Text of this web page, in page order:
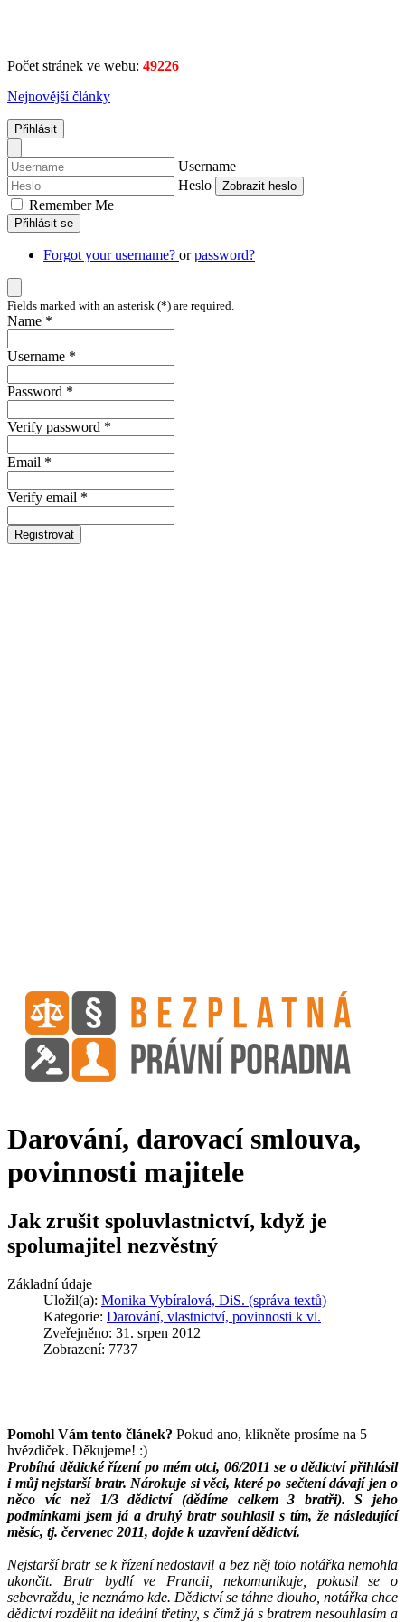
Počet stránek ve webu: 49226
Nejnovější články
Přihlásit
Username
Heslo
Zobrazit heslo
Remember Me
Přihlásit se
Forgot your username? orpassword?
Fields marked with an asterisk (*) are required.
Name *
Username *
Password *
Verify password *
Email *
Verify email *
Registrovat
Darování, darovací smlouva,
povinnosti majitele
Jak zrušit spoluvlastnictví, když je
spolumajitel nezvěstný
Základní údaje
Uložil(a): Monika Vybíralová, DiS. (správa textů)
Kategorie: Darování, vlastnictví, povinnosti k vl.
Zveřejněno: 31. srpen 2012
Zobrazení: 7737
Pomohl Vám tento článek? Pokud ano, klikněte prosíme na 5
hvězdiček. Děkujeme! :)
Probíhá dědické řízení po mém otci, 06/2011 se o dědictví přihlásil
i můj nejstarší bratr. Nárokuje si věci, které po sečtení dávají jen o
něco víc než 1/3 dědictví (dědíme celkem 3 bratři). S jeho
podmínkami jsem já a druhý bratr souhlasil s tím, že následující
měsíc, tj. červenec 2011, dojde k uzavření dědictví.
Nejstarší bratr se k řízení nedostavil a bez něj toto notářka nemohla
ukončit. Bratr bydlí ve Francii, nekomunikuje, pokusil se o
sebevraždu, je neznámo kde. Dědictví se táhne dlouho, notářka chce
dědictví rozdělit na ideální třetiny, s čímž já s bratrem nesouhlasím a